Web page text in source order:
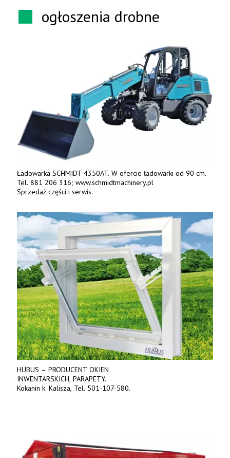
ogłoszenia drobne
Ładowarka SCHMIDT 4350AT. W ofercie ładowarki od 90 cm.
Tel. 881 206 316; www.schmidtmachinery.pl
Sprzedaż części i serwis.
HUBUS – PRODUCENT OKIEN
INWENTARSKICH, PARAPETY.
Kokanin k. Kalisza, Tel. 501-107-580.